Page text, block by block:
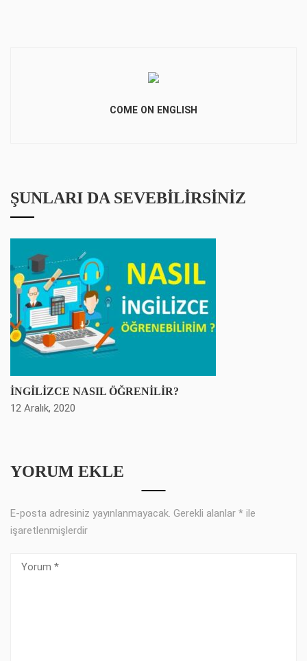
COME ON ENGLISH
ŞUNLARI DA SEVEBILIRSINIZ
İNGİLİZCE NASIL ÖĞRENİLİR?
12 Aralık, 2020
YORUM EKLE
E-posta adresiniz yayınlanmayacak. Gerekli alanlar * ile
işaretlenmişlerdir